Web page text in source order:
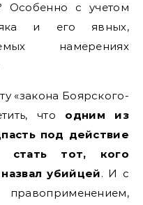
Особенно с учетом
и его явных,
намерениях
«закона Боярского-
что одним из
под действие
стать тот, кого
убийцей. И с